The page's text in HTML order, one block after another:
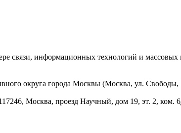
связи, информационных технологий и
округа города Москвы (Москва, ул. Свободы,
Москва, проезд Научный, дом 19, эт. 2, ком.